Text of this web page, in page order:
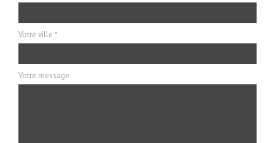
Votre ville *
Votre message